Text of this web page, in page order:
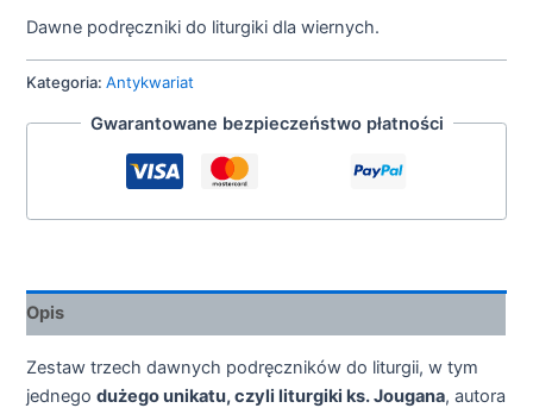
Dawne podręczniki do liturgiki dla wiernych.
Kategoria:Antykwariat
Gwarantowane bezpieczeństwo płatności
Opis
Zestaw trzech dawnych podręczników do liturgii, w tym
jednegodużego unikatu, czyli liturgiki ks. Jougana, autora